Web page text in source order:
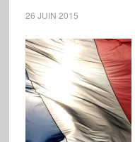
26 JUIN 2015